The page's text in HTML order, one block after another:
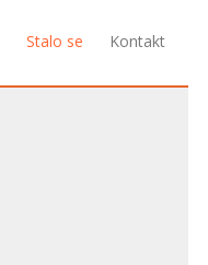
Stalo se Kontakt